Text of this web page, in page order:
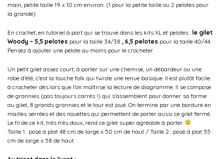
main, petite taille 19 x 10 cm environ. (1 pour la petite taille ou 2 pelotes pour
la grande)
En crochet, en tutoriel à part qui se trouve dans les kits XL et pelotes : le gilet
Woody – 5,5 pelotes pour la taille 34/38 , 6,5 pelotes pour la taille 40/44.
Pensez à ajouter une pelote au moins pour le crocheter.
Un petit gilet assez court, à porter sur une chemise, un débardeur ou une
robe d’été, c’est la touche folk qui twiste une tenue basique. II est plutôt facile
à crocheter dès lors que l’on maîtrise la lecture de diagramme. Il se compose
de grannies (pas toujours carrés !) qui s’assemblent pour donner sa forme
au gilet, 8 grands grannies et le tour est joué. On termine par une bordure en
mailles serrées et des nouettes qui permettent de porter aussi ce gilet fermé.
Le fil de ce kit, très très doux, rend ce gilet super agréable à porter
Taille 1 : posé à plat 48 cm de large x 50 cm de haut / Taille 2 : posé à plat 55
cm de large x 58 de haut